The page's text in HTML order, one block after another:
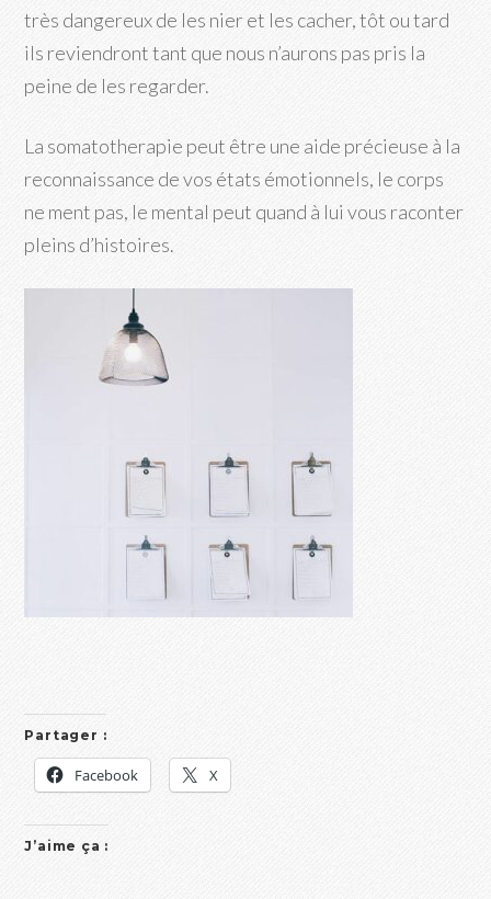
très dangereux de les nier et les cacher, tôt ou tard
ils reviendront tant que nous n’aurons pas pris la
peine de les regarder.
La somatotherapie peut être une aide précieuse à la
reconnaissance de vos états émotionnels, le corps
ne ment pas, le mental peut quand à lui vous raconter
pleins d’histoires.
Partager :
Facebook X
J’aime ça :